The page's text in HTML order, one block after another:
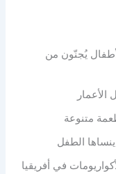
يُجنّون من
الطفل